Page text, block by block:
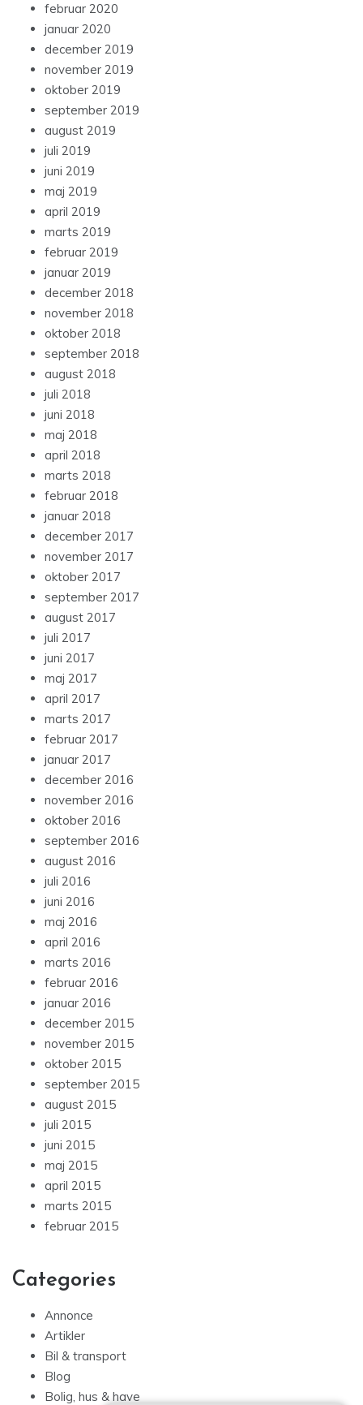
februar 2020
januar 2020
december 2019
november 2019
oktober 2019
september 2019
august 2019
juli 2019
juni 2019
maj 2019
april 2019
marts 2019
februar 2019
januar 2019
december 2018
november 2018
oktober 2018
september 2018
august 2018
juli 2018
juni 2018
maj 2018
april 2018
marts 2018
februar 2018
januar 2018
december 2017
november 2017
oktober 2017
september 2017
august 2017
juli 2017
juni 2017
maj 2017
april 2017
marts 2017
februar 2017
januar 2017
december 2016
november 2016
oktober 2016
september 2016
august 2016
juli 2016
juni 2016
maj 2016
april 2016
marts 2016
februar 2016
januar 2016
december 2015
november 2015
oktober 2015
september 2015
august 2015
juli 2015
juni 2015
maj 2015
april 2015
marts 2015
februar 2015
Categories
Annonce
Artikler
Bil & transport
Blog
Bolig, hus & have